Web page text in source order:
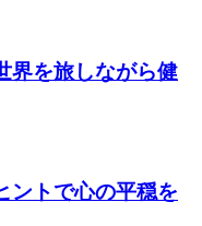
界を旅しながら健
ントで心の平穏を